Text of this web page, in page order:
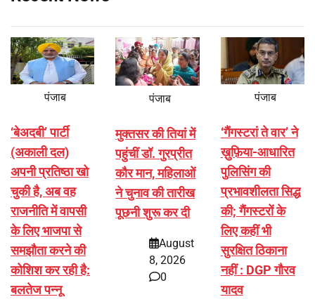
पंजाब
‘बेअदबी’ पार्टी
(अकाली दल)
अपनी प्रतिष्ठा खो
चुकी है, अब वह
राजनीति में वापसी
के लिए भाजपा से
समझौता करने की
कोशिश कर रही है:
बलतेज पन्नू
पंजाब
मुक्तसर की तियां में
पहुंचीं डॉ. गुरप्रीत
कौर मान, महिलाओं
ने चुनाव की तारीख
पूछनी शुरू कर दी
August
8, 2026
0
पंजाब
‘गैंगस्टरां ते वार’ ने
ख़ुफ़िया-आधारित
पुलिसिंग की
प्रभावशीलता सिद्ध
की; गैंगस्टरों के
लिए कहीं भी
सुरक्षित ठिकाना
नहीं : DGP गौरव
यादव